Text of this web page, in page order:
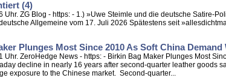
(4)
Uhr. ZG Blog - https: - 1.) »Uwe Steimle und die deutsche Satire-
Allgemeine vom 17. Juli 2026 Spätestens seit
Plunges Most Since 2010 As Soft China
Uhr. ZeroHedge News - https: - Birkin Bag Maker Plunges Most
decline in nearly 16 years after second-quarter leather goods
exposure to the Chinese market. Second-quarter...